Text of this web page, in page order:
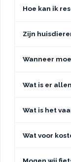
Hoe kan ik
Zijn
Wanneer
Wat is er
Wat is het
Wat voor